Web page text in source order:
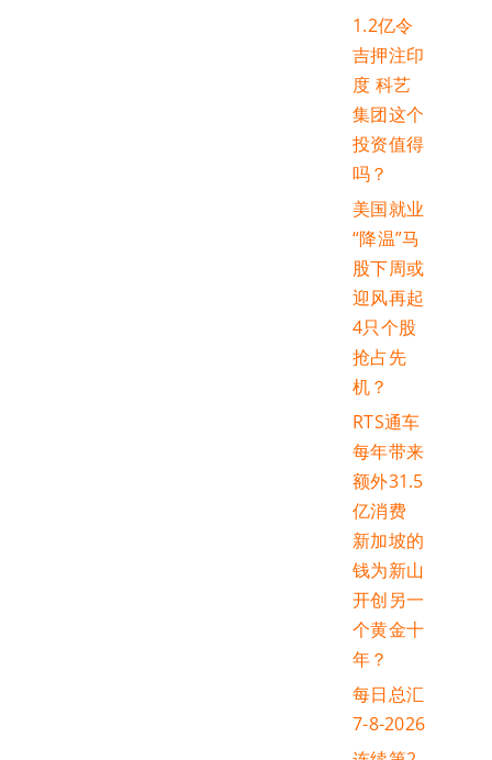
1.2亿令
吉押注印
度 科艺
集团这个
投资值得
吗？
美国就业
“降温”马
股下周或
迎风再起
4只个股
抢占先
机？
RTS通车
每年带来
额外31.5
亿消费
新加坡的
钱为新山
开创另一
个黄金十
年？
每日总汇
7-8-2026